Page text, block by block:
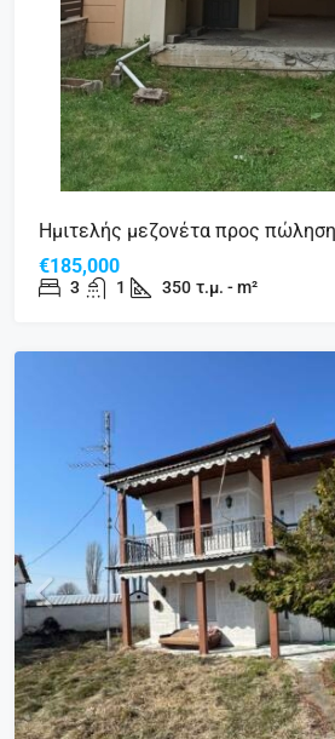
Ημιτελής μεζονέτα προς
€185,000
3 1 350 τ.μ. - m²